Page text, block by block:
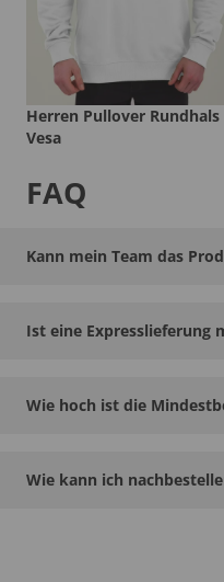
Herren Pullover Rundhals
Vesa
FAQ
Kann mein Team das
Ist eine Expresslieferung
Wie hoch ist die
Wie kann ich